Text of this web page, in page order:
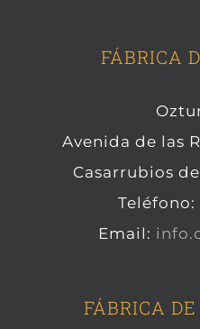
FÁBRICA
Avenida de las
Casarrubios
Teléfono:
Email:
FÁBRICA